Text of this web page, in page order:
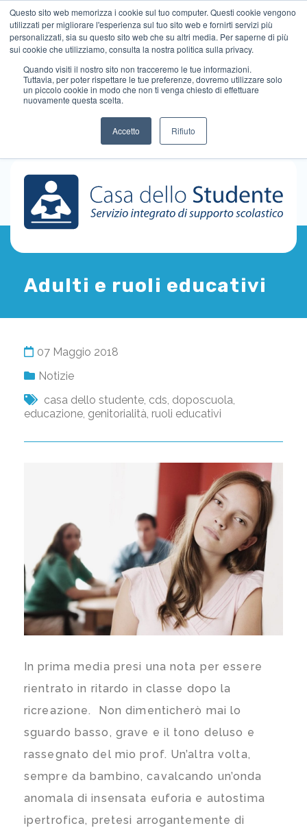
Questo sito web memorizza i cookie sul tuo computer. Questi cookie vengono
utilizzati per migliorare l'esperienza sul tuo sito web e fornirti servizi più
personalizzati, sia su questo sito web che su altri media. Per saperne di più
sui cookie che utilizziamo, consulta la nostra politica sulla privacy.
Quando visiti il ​​nostro sito non tracceremo le tue informazioni.
Tuttavia, per poter rispettare le tue preferenze, dovremo utilizzare solo
un piccolo cookie in modo che non ti venga chiesto di effettuare
nuovamente questa scelta.
Accetto Rifiuto
Adulti e ruoli educativi
07 Maggio 2018
Notizie
casa dello studente, cds, doposcuola,
educazione, genitorialità, ruoli educativi
In prima media presi una nota per essere
rientrato in ritardo in classe dopo la
ricreazione. Non dimenticherò mai lo
sguardo basso, grave e il tono deluso e
rassegnato del mio prof. Un’altra volta,
sempre da bambino, cavalcando un’onda
anomala di insensata euforia e autostima
ipertrofica, pretesi arrogantemente di